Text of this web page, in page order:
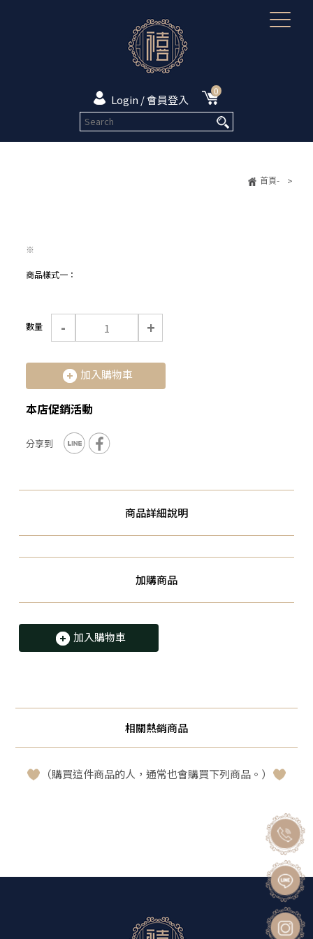
Login / 會員登入
0
首頁- >
※
商品樣式一：
數量 - +
加入購物車
本店促銷活動
商品詳細說明
加購商品
加入購物車
相關熱銷商品
（購買這件商品的人，通常也會購買下列商品。）